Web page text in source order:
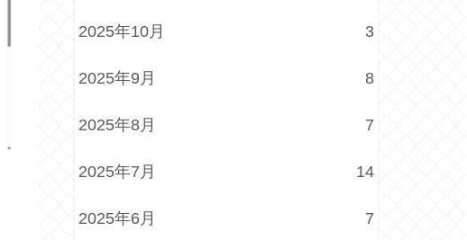
2025年10月 3
2025年9月 8
2025年8月 7
2025年7月 14
2025年6月 7